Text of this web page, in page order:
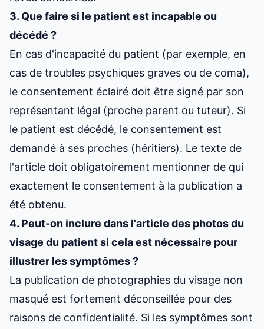
3. Que faire si le patient est incapable ou
décédé ?
En cas d'incapacité du patient (par exemple, en
cas de troubles psychiques graves ou de coma),
le consentement éclairé doit être signé par son
représentant légal (proche parent ou tuteur). Si
le patient est décédé, le consentement est
demandé à ses proches (héritiers). Le texte de
l'article doit obligatoirement mentionner de qui
exactement le consentement à la publication a
été obtenu.
4. Peut-on inclure dans l'article des photos du
visage du patient si cela est nécessaire pour
illustrer les symptômes ?
La publication de photographies du visage non
masqué est fortement déconseillée pour des
raisons de confidentialité. Si les symptômes sont